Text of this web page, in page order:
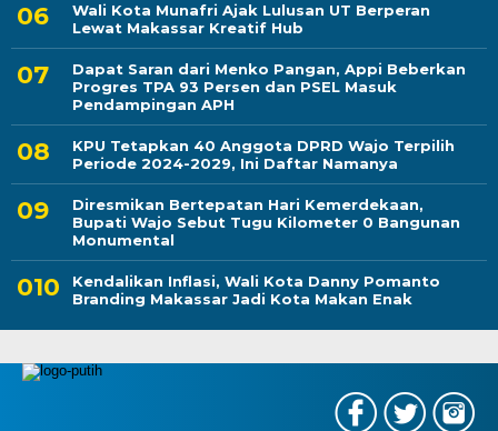
Wali Kota Munafri Ajak Lulusan UT Berperan
Lewat Makassar Kreatif Hub
Dapat Saran dari Menko Pangan, Appi Beberkan
Progres TPA 93 Persen dan PSEL Masuk
Pendampingan APH
KPU Tetapkan 40 Anggota DPRD Wajo Terpilih
Periode 2024-2029, Ini Daftar Namanya
Diresmikan Bertepatan Hari Kemerdekaan,
Bupati Wajo Sebut Tugu Kilometer 0 Bangunan
Monumental
Kendalikan Inflasi, Wali Kota Danny Pomanto
Branding Makassar Jadi Kota Makan Enak